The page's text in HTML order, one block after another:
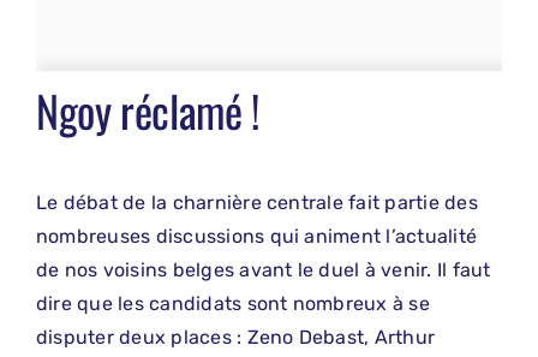
Ngoy réclamé !
Le débat de la charnière centrale fait partie des
nombreuses discussions qui animent l’actualité
de nos voisins belges avant le duel à venir. Il faut
dire que les candidats sont nombreux à se
disputer deux places : Zeno Debast, Arthur